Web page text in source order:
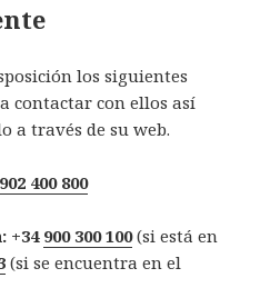
los siguientes
contactar con ellos así
a través de su web.
902 400 800
+34 900 300 100 (si está en
(si se encuentra en el